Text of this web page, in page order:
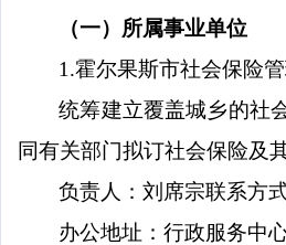
（一）所属事业单位
1.霍尔果斯市社会保险
统筹建立覆盖城乡的社
同有关部门拟订社会保险及
负责人：刘席宗联系方
办公地址：行政服务中